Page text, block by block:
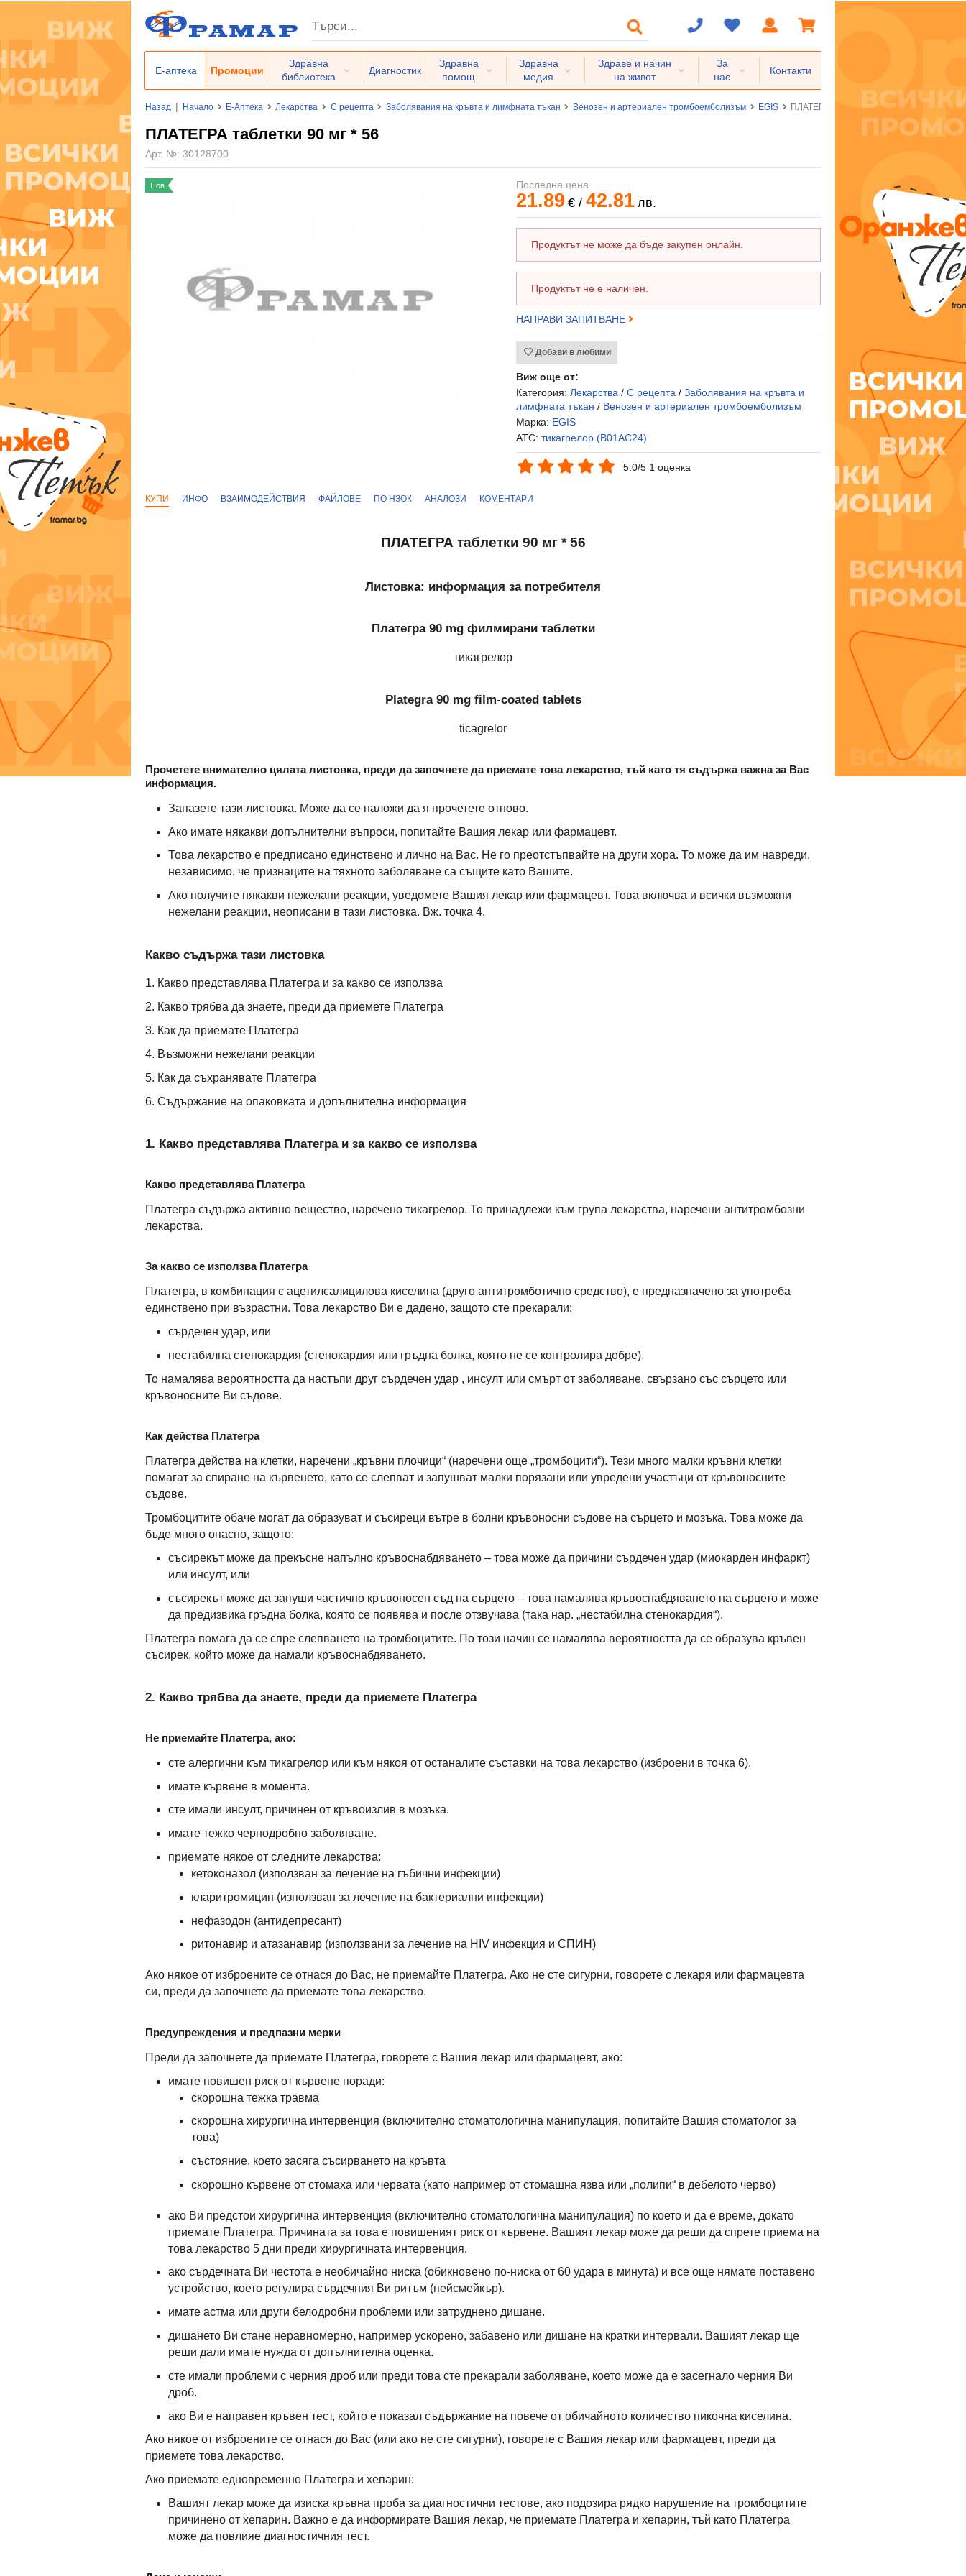
Е-аптека Промоции
Здравна
библиотека
Диагностик
Здравна
помощ
Здравна
медия
Здраве и начин
на живот
За
нас
Контакти
Назад | Начало Е-Аптека Лекарства С рецепта Заболявания на кръвта и лимфната тъкан Венозен и артериален тромбоемболизъм EGIS ПЛАТЕГРА таблетки 90 мг * 56
ПЛАТЕГРА таблетки 90 мг * 56
Арт. №: 30128700
Нов Последна цена
21.89 €/ 42.81 лв.
Продуктът не може да бъде закупен онлайн.
Продуктът не е наличен.
НАПРАВИ ЗАПИТВАНЕ
Добави в любими
Виж още от:
Категория:Лекарства /С рецепта /Заболявания на кръвта и
лимфната тъкан / Венозен и артериален тромбоемболизъм
Марка: EGIS
ATC:тикагрелор (B01AC24)
5.0/5 1 оценка
КУПИ ИНФО ВЗАИМОДЕЙСТВИЯ ФАЙЛОВЕ ПО НЗОК АНАЛОЗИ КОМЕНТАРИ
ПЛАТЕГРА таблетки 90 мг * 56
Листовка: информация за потребителя
Платегра 90 mg филмирани таблетки
тикагрелор
Plategra 90 mg film-coated tablets
ticagrelor
Прочетете внимателно цялата листовка, преди да започнете да приемате това лекарство, тъй като тя съдържа важна за Вас
информация.
Запазете тази листовка. Може да се наложи да я прочетете отново.
Ако имате някакви допълнителни въпроси, попитайте Вашия лекар или фармацевт.
Това лекарство е предписано единствено и лично на Вас. Не го преотстъпвайте на други хора. То може да им навреди,
независимо, че признаците на тяхното заболяване са същите като Вашите.
Ако получите някакви нежелани реакции, уведомете Вашия лекар или фармацевт. Това включва и всички възможни
нежелани реакции, неописани в тази листовка. Вж. точка 4.
Какво съдържа тази листовка
1. Какво представлява Платегра и за какво се използва
2. Какво трябва да знаете, преди да приемете Платегра
3. Как да приемате Платегра
4. Възможни нежелани реакции
5. Как да съхранявате Платегра
6. Съдържание на опаковката и допълнителна информация
1. Какво представлява Платегра и за какво се използва
Какво представлява Платегра
Платегра съдържа активно вещество, наречено тикагрелор. То принадлежи към група лекарства, наречени антитромбозни
лекарства.
За какво се използва Платегра
Платегра, в комбинация с ацетилсалицилова киселина (друго антитромботично средство), е предназначено за употреба
единствено при възрастни. Това лекарство Ви е дадено, защото сте прекарали:
сърдечен удар, или
нестабилна стенокардия (стенокардия или гръдна болка, която не се контролира добре).
То намалява вероятността да настъпи друг сърдечен удар , инсулт или смърт от заболяване, свързано със сърцето или
кръвоносните Ви съдове.
Как действа Платегра
Платегра действа на клетки, наречени „кръвни плочици“ (наречени още „тромбоцити“). Тези много малки кръвни клетки
помагат за спиране на кървенето, като се слепват и запушват малки порязани или увредени участъци от кръвоносните
съдове.
Тромбоцитите обаче могат да образуват и съсиреци вътре в болни кръвоносни съдове на сърцето и мозъка. Това може да
бъде много опасно, защото:
съсирекът може да прекъсне напълно кръвоснабдяването – това може да причини сърдечен удар (миокарден инфаркт)
или инсулт, или
съсирекът може да запуши частично кръвоносен съд на сърцето – това намалява кръвоснабдяването на сърцето и може
да предизвика гръдна болка, която се появява и после отзвучава (така нар. „нестабилна стенокардия“).
Платегра помага да се спре слепването на тромбоцитите. По този начин се намалява вероятността да се образува кръвен
съсирек, който може да намали кръвоснабдяването.
2. Какво трябва да знаете, преди да приемете Платегра
Не приемайте Платегра, ако:
сте алергични към тикагрелор или към някоя от останалите съставки на това лекарство (изброени в точка 6).
имате кървене в момента.
сте имали инсулт, причинен от кръвоизлив в мозъка.
имате тежко чернодробно заболяване.
приемате някое от следните лекарства:
кетоконазол (използван за лечение на гъбични инфекции)
кларитромицин (използван за лечение на бактериални инфекции)
нефазодон (антидепресант)
ритонавир и атазанавир (използвани за лечение на HIV инфекция и СПИН)
Ако някое от изброените се отнася до Вас, не приемайте Платегра. Ако не сте сигурни, говорете с лекаря или фармацевта
си, преди да започнете да приемате това лекарство.
Предупреждения и предпазни мерки
Преди да започнете да приемате Платегра, говорете с Вашия лекар или фармацевт, ако:
имате повишен риск от кървене поради:
скорошна тежка травма
скорошна хирургична интервенция (включително стоматологична манипулация, попитайте Вашия стоматолог за
това)
състояние, което засяга съсирването на кръвта
скорошно кървене от стомаха или червата (като например от стомашна язва или „полипи“ в дебелото черво)
ако Ви предстои хирургична интервенция (включително стоматологична манипулация) по което и да е време, докато
приемате Платегра. Причината за това е повишеният риск от кървене. Вашият лекар може да реши да спрете приема на
това лекарство 5 дни преди хирургичната интервенция.
ако сърдечната Ви честота е необичайно ниска (обикновено по-ниска от 60 удара в минута) и все още нямате поставено
устройство, което регулира сърдечния Ви ритъм (пейсмейкър).
имате астма или други белодробни проблеми или затруднено дишане.
дишането Ви стане неравномерно, например ускорено, забавено или дишане на кратки интервали. Вашият лекар ще
реши дали имате нужда от допълнителна оценка.
сте имали проблеми с черния дроб или преди това сте прекарали заболяване, което може да е засегнало черния Ви
дроб.
ако Ви е направен кръвен тест, който е показал съдържание на повече от обичайното количество пикочна киселина.
Ако някое от изброените се отнася до Вас (или ако не сте сигурни), говорете с Вашия лекар или фармацевт, преди да
приемете това лекарство.
Ако приемате едновременно Платегра и хепарин:
Вашият лекар може да изиска кръвна проба за диагностични тестове, ако подозира рядко нарушение на тромбоцитите
причинено от хепарин. Важно е да информирате Вашия лекар, че приемате Платегра и хепарин, тъй като Платегра
може да повлияе диагностичния тест.